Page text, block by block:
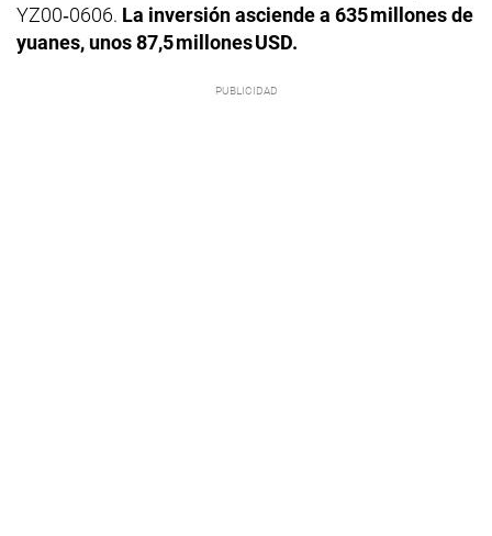
YZ00‑0606. La inversión asciende a 635 millones de
yuanes, unos 87,5 millones USD.